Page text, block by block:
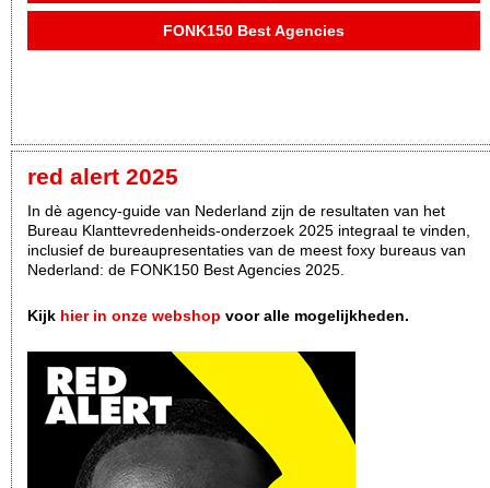
FONK150 Best Agencies
red alert 2025
In dè agency-guide van Nederland zijn de resultaten van het
Bureau Klanttevredenheids-onderzoek 2025 integraal te vinden,
inclusief de bureaupresentaties van de meest foxy bureaus van
Nederland: de FONK150 Best Agencies 2025.
Kijk hier in onze webshop voor alle mogelijkheden.